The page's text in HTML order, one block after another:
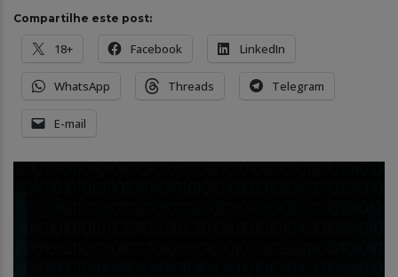
Compartilhe este post:
18+ Facebook LinkedIn
WhatsApp Threads Telegram
E-mail